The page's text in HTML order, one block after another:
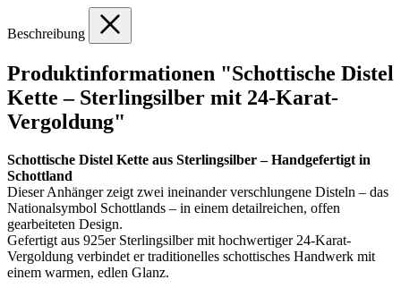
Beschreibung
Produktinformationen "Schottische Distel
Kette – Sterlingsilber mit 24-Karat-
Vergoldung"
Schottische Distel Kette aus Sterlingsilber – Handgefertigt in
Schottland
Dieser Anhänger zeigt zwei ineinander verschlungene Disteln – das
Nationalsymbol Schottlands – in einem detailreichen, offen
gearbeiteten Design.
Gefertigt aus 925er Sterlingsilber mit hochwertiger 24-Karat-
Vergoldung verbindet er traditionelles schottisches Handwerk mit
einem warmen, edlen Glanz.